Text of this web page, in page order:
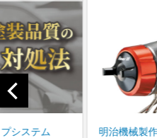
明治機械製作所 /